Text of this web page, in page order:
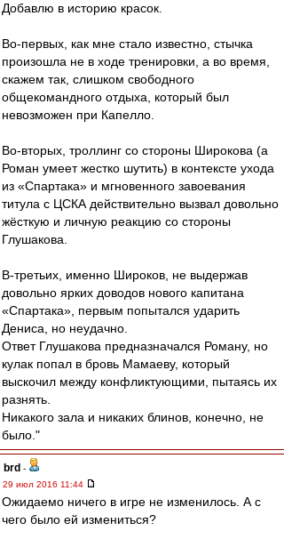
Добавлю в историю красок.
Во-первых, как мне стало известно, стычка
произошла не в ходе тренировки, а во время,
скажем так, слишком свободного
общекомандного отдыха, который был
невозможен при Капелло.
Во-вторых, троллинг со стороны Широкова (а
Роман умеет жестко шутить) в контексте ухода
из «Спартака» и мгновенного завоевания
титула с ЦСКА действительно вызвал довольно
жёсткую и личную реакцию со стороны
Глушакова.
В-третьих, именно Широков, не выдержав
довольно ярких доводов нового капитана
«Спартака», первым попытался ударить
Дениса, но неудачно.
Ответ Глушакова предназначался Роману, но
кулак попал в бровь Мамаеву, который
выскочил между конфликтующими, пытаясь их
разнять.
Никакого зала и никаких блинов, конечно, не
было."
brd -
29 июл 2016 11:44
Ожидаемо ничего в игре не изменилось. А с
чего было ей измениться?